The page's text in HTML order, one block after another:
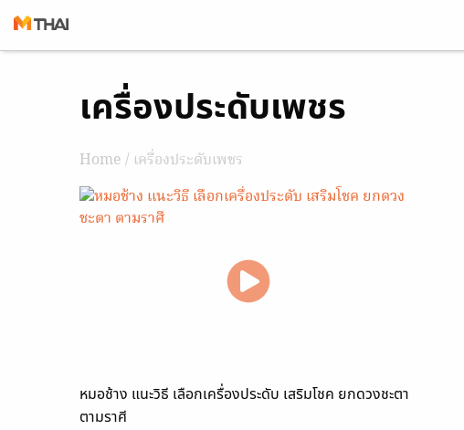
เครื่องประดับเพชร
Home/ เครื่องประดับเพชร
หมอช้าง แนะวิธี เลือกเครื่องประดับ เสริมโชค ยกดวงชะตา
ตามราศี